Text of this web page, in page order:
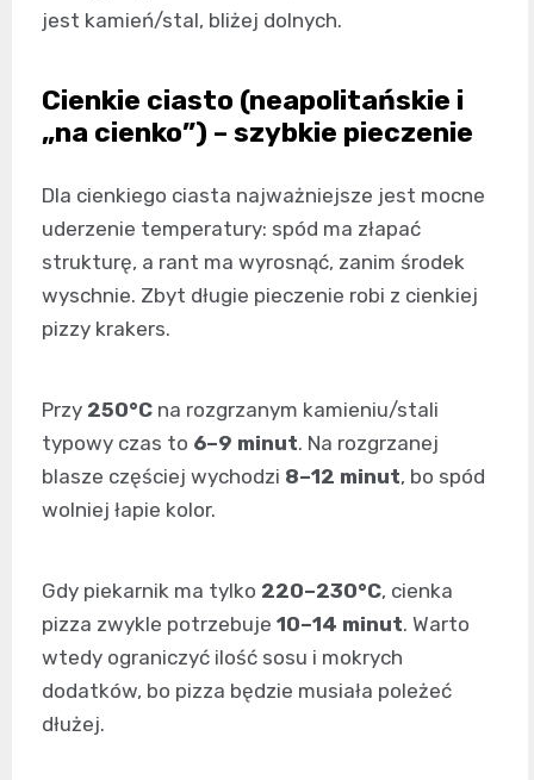
jest kamień/stal, bliżej dolnych.
Cienkie ciasto (neapolitańskie i
„na cienko”) – szybkie pieczenie
Dla cienkiego ciasta najważniejsze jest mocne
uderzenie temperatury: spód ma złapać
strukturę, a rant ma wyrosnąć, zanim środek
wyschnie. Zbyt długie pieczenie robi z cienkiej
pizzy krakers.
Przy 250°C na rozgrzanym kamieniu/stali
typowy czas to 6–9 minut. Na rozgrzanej
blasze częściej wychodzi 8–12 minut, bo spód
wolniej łapie kolor.
Gdy piekarnik ma tylko 220–230°C, cienka
pizza zwykle potrzebuje 10–14 minut. Warto
wtedy ograniczyć ilość sosu i mokrych
dodatków, bo pizza będzie musiała poleżeć
dłużej.